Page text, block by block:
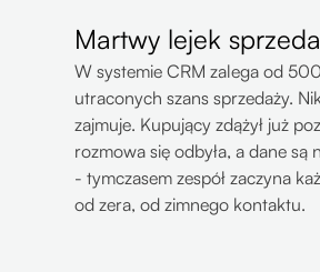
Martwy lejek
W systemie CRM zalega od
utraconych szans sprzedaży.
zajmuje. Kupujący zdążył już
rozmowa się odbyła, a dane są
- tymczasem zespół zaczyna
od zera, od zimnego kontaktu.